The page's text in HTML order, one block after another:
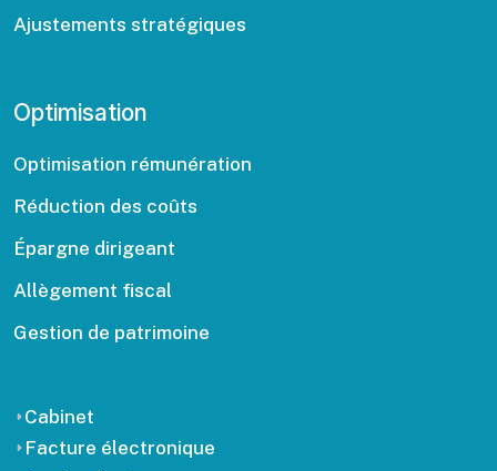
Ajustements stratégiques
Optimisation
Optimisation rémunération
Réduction des coûts
Épargne dirigeant
Allègement fiscal
Gestion de patrimoine
Cabinet
Facture électronique